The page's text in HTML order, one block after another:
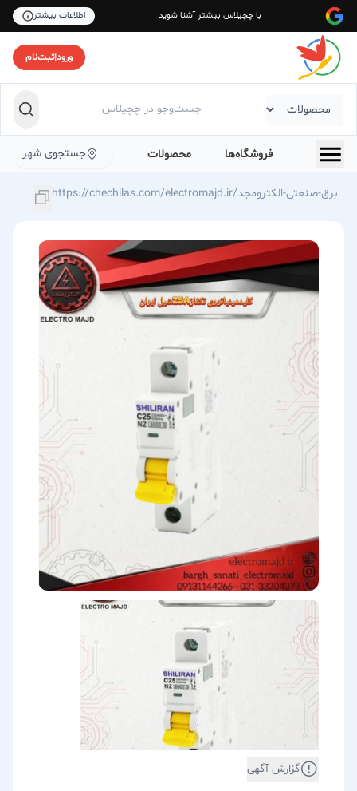
با چچیلاس بیشتر آشنا شوید اطلاعات بیشتر
ورود|ثبت‌نام
فروشگاه‌ها محصولات جستجوی شهر
https://chechilas.com/electromajd.ir/برق-صنعتی-الکترومجد
گزارش آگهی